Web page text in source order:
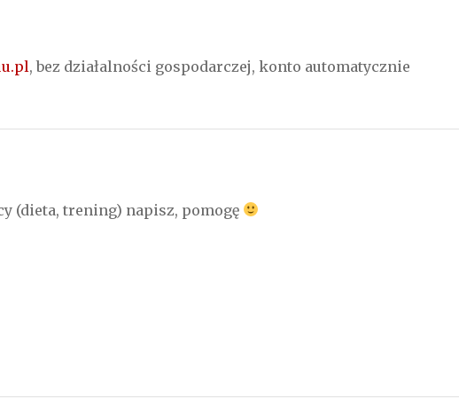
, bez działalności gospodarczej, konto automatycznie
(dieta, trening) napisz, pomogę